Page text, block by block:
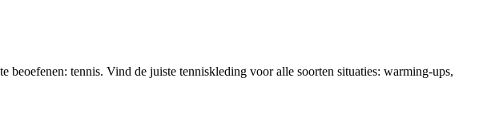
tennis. Vind de juiste tenniskleding voor alle soorten situaties: warming-ups,